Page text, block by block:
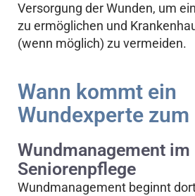
Versorgung der Wunden, um
zu ermöglichen und
(wenn möglich) zu vermeiden.
Wann kommt ein
Wundexperte zum
Wundmanagement im
Seniorenpflege
Wundmanagement beginnt